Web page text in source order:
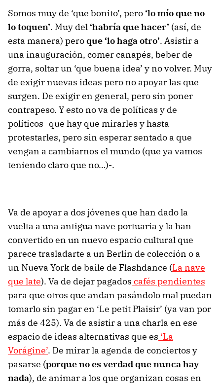
Somos muy de ‘que bonito’, pero ‘lo mío que no
lo toquen’. Muy del ‘habría que hacer’ (así, de
esta manera) peroque ‘lo haga otro’. Asistir a
una inauguración, comer canapés, beber de
gorra, soltar un ‘que buena idea’ y no volver. Muy
de exigir nuevas ideas pero no apoyar las que
surgen. De exigir en general, pero sin poner
contrapeso. Y esto no va de políticas y de
políticos -que hay que mirarles y hasta
protestarles, pero sin esperar sentado a que
vengan a cambiarnos el mundo (que ya vamos
teniendo claro que no…)-.
Va de apoyar a dos jóvenes que han dado la
vuelta a una antigua nave portuaria y la han
convertido en un nuevo espacio cultural que
parece trasladarte a un Berlín de colección o a
un Nueva York de baile de Flashdance (La nave
que late). Va de dejar pagados cafés pendientes
para que otros que andan pasándolo mal puedan
tomarlo sin pagar en ‘Le petit Plaisir’ (ya van por
más de 425). Va de asistir a una charla en ese
espacio de ideas alternativas que es ‘La
Vorágine’. De mirar la agenda de conciertos y
pasarse (porque no es verdad que nunca hay
nada), de animar a los que organizan cosas en